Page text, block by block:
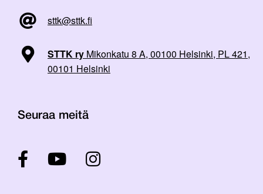
sttk@sttk.fi
STTK ry Mikonkatu 8 A, 00100 Helsinki, PL 421,
00101 Helsinki
Seuraa meitä